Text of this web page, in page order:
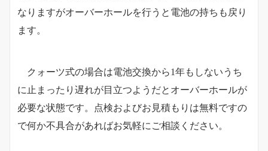
なりますがオーバーホールを行うと電池の持ちも戻り
ます。
クォーツ式の場合は電池交換から1年もしないうち
に止まったり遅れが目立つようだとオーバーホールが
必要な状態です。点検およびお見積もりは無料ですの
で何か不具合があればお気軽にご相談ください。